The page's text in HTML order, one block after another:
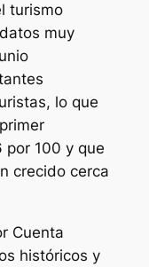
turismo
muy
lo que
por 100 y que
crecido cerca
Cuenta
históricos y